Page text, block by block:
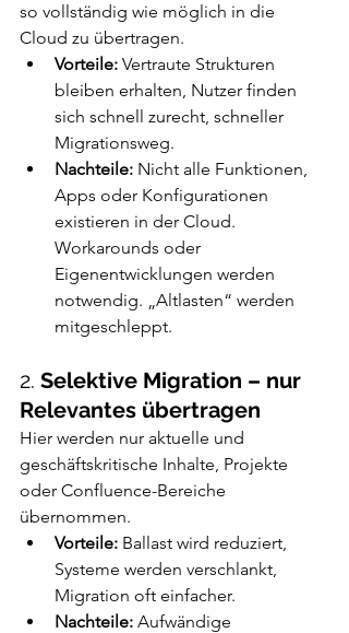
so vollständig wie möglich in die
Cloud zu übertragen.
Vorteile: Vertraute Strukturen
bleiben erhalten, Nutzer finden
sich schnell zurecht, schneller
Migrationsweg.
Nachteile: Nicht alle Funktionen,
Apps oder Konfigurationen
existieren in der Cloud.
Workarounds oder
Eigenentwicklungen werden
notwendig. „Altlasten“ werden
mitgeschleppt.
2. Selektive Migration – nur
Relevantes übertragen
Hier werden nur aktuelle und
geschäftskritische Inhalte, Projekte
oder Confluence-Bereiche
übernommen.
Vorteile: Ballast wird reduziert,
Systeme werden verschlankt,
Migration oft einfacher.
Nachteile: Aufwändige